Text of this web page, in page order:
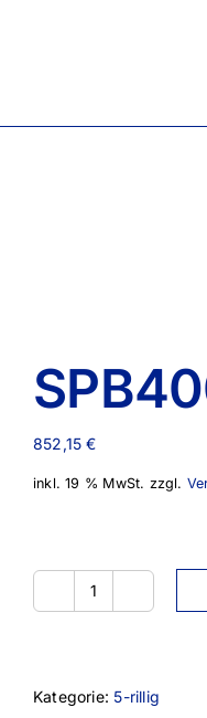
852,15€
inkl. 19 % MwSt. zzgl.
SPB400-
Kategorie: 5-rillig